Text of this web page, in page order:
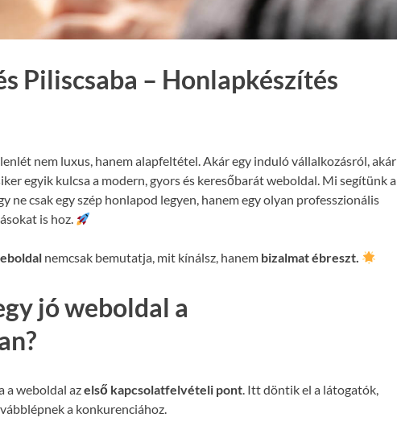
Piliscsaba – Honlapkészítés
nem luxus, hanem alapfeltétel. Akár egy induló vállalkozásról, akár
egyik kulcsa a modern, gyors és keresőbarát weboldal. Mi segítünk a
ne csak egy szép honlapod legyen, hanem egy olyan professzionális
is hoz.
nemcsak bemutatja, mit kínálsz, hanem bizalmat ébreszt.
jó weboldal a
a weboldal azelső kapcsolatfelvételi pont. Itt döntik el a látogatók,
a konkurenciához.